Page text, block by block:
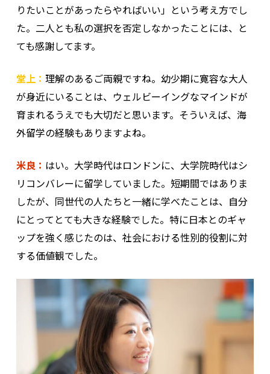
りたいことがあったらやればいい」という考え方でし
た。二人とも私の選択を否定しなかったことには、と
ても感謝してます。
堂上： 理解のあるご両親ですね。幼少期に寛容な大人
が身近にいることは、ウェルビーイングなマインドが
育まれるうえでも大切だと思います。そういえば、海
外留学の経験もありますよね。
米良： はい。大学時代はロンドンに、大学院時代はシ
リコンバレーに留学していました。短期間ではありま
したが、同世代の人たちと一緒に学べたことは、自分
にとってとても大きな経験でした。特に日本とのギャ
ップを強く感じたのは、社会における性別的役割に対
する価値観でした。